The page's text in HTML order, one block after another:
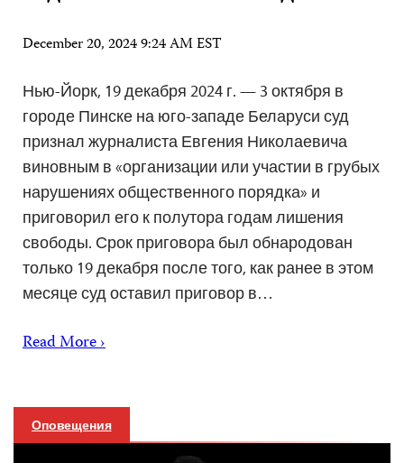
December 20, 2024 9:24 AM EST
Нью-Йорк, 19 декабря 2024 г. — 3 октября в
городе Пинске на юго-западе Беларуси суд
признал журналиста Евгения Николаевича
виновным в «организации или участии в грубых
нарушениях общественного порядка» и
приговорил его к полутора годам лишения
свободы. Срок приговора был обнародован
только 19 декабря после того, как ранее в этом
месяце суд оставил приговор в…
Read More ›
Оповещения